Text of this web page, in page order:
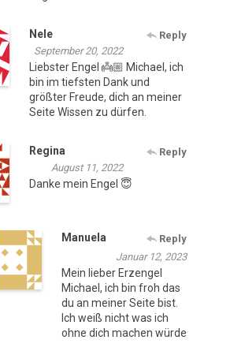
Nele
Reply
September 20, 2022
Liebster Engel 👼🏼 Michael, ich
bin im tiefsten Dank und
größter Freude, dich an meiner
Seite Wissen zu dürfen.
Regina
Reply
August 11, 2022
Danke mein Engel 😇
Manuela
Reply
Januar 12, 2023
Mein lieber Erzengel
Michael, ich bin froh das
du an meiner Seite bist.
Ich weiß nicht was ich
ohne dich machen würde